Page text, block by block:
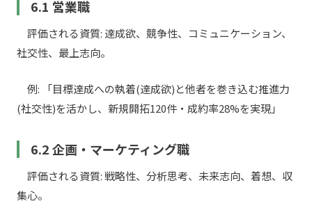
6.1 営業職
評価される資質: 達成欲、競争性、コミュニケーション、
社交性、最上志向。
例: 「目標達成への執着(達成欲)と他者を巻き込む推進力
(社交性)を活かし、新規開拓120件・成約率28%を実現」
6.2 企画・マーケティング職
評価される資質: 戦略性、分析思考、未来志向、着想、収
集心。